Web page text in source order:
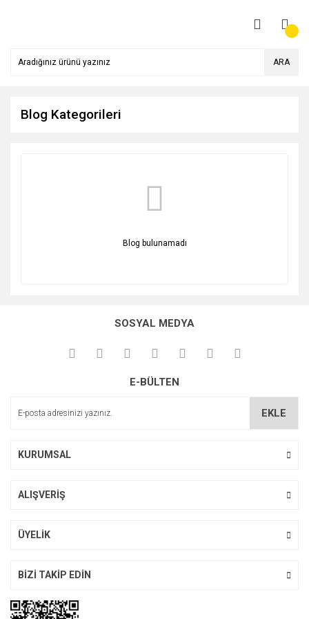
ARA
Blog Kategorileri
Blog bulunamadı
SOSYAL MEDYA
E-BÜLTEN
EKLE
KURUMSAL
ALIŞVERİŞ
ÜYELİK
BİZİ TAKİP EDİN